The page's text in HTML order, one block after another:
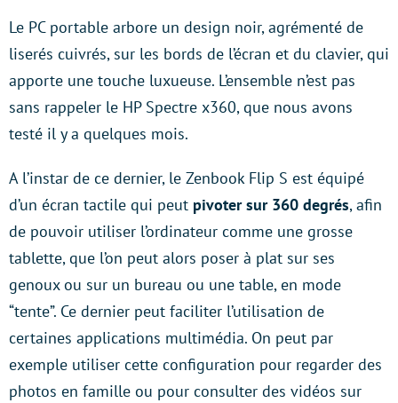
Le PC portable arbore un design noir, agrémenté de
liserés cuivrés, sur les bords de l’écran et du clavier, qui
apporte une touche luxueuse. L’ensemble n’est pas
sans rappeler le HP Spectre x360, que nous avons
testé il y a quelques mois.
A l’instar de ce dernier, le Zenbook Flip S est équipé
d’un écran tactile qui peut pivoter sur 360 degrés, afin
de pouvoir utiliser l’ordinateur comme une grosse
tablette, que l’on peut alors poser à plat sur ses
genoux ou sur un bureau ou une table, en mode
“tente”. Ce dernier peut faciliter l’utilisation de
certaines applications multimédia. On peut par
exemple utiliser cette configuration pour regarder des
photos en famille ou pour consulter des vidéos sur